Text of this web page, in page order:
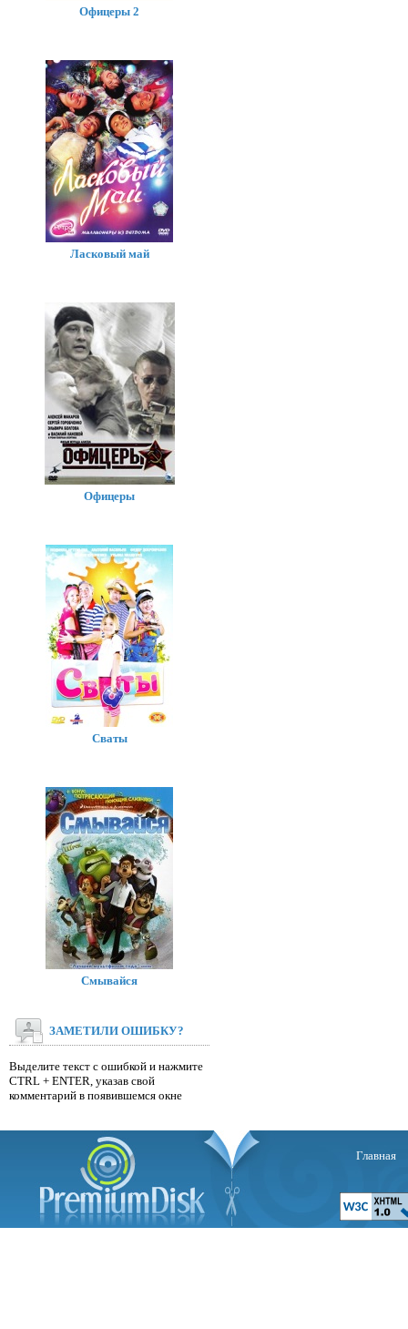
Офицеры 2
Ласковый май
Офицеры
Сваты
Смывайся
ЗАМЕТИЛИ ОШИБКУ?
Выделите текст с ошибкой и нажмите
CTRL + ENTER, указав свой
комментарий в появившемся окне
Главная